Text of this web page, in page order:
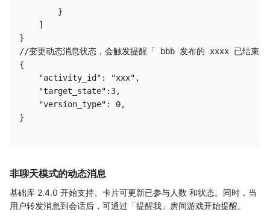
        }
    ]
}
//变更动态消息状态，会触发提醒「 bbb 发布的 xxxx 已结束」
{
    "activity_id": "xxx",
    "target_state":3,
    "version_type": 0,
}
非聊天模式的动态消息
基础库 2.4.0 开始支持。卡片可更新已参与人数 和状态。同时，当
用户转发消息到会话后，可通过「提醒我」房间游戏开始提醒。